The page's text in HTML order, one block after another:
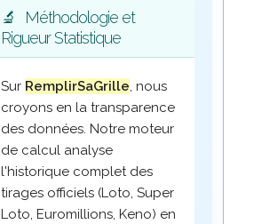
🔬
Méthodologie et
Rigueur Statistique
Sur RemplirSaGrille, nous
croyons en la transparence
des données. Notre moteur
de calcul analyse
l'historique complet des
tirages officiels (Loto, Super
Loto, Euromillions, Keno) en